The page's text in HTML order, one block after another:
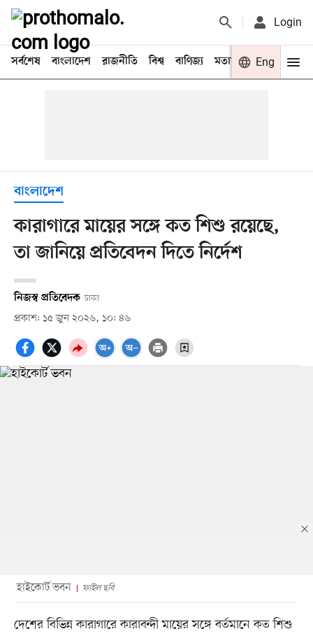
Login
সর্বশেষ বাংলাদেশ রাজনীতি বিশ্ব বাণিজ্য মতামত খেলা
Eng
বাংলাদেশ
কারাগারে মায়ের সঙ্গে কত শিশু রয়েছে,
তা জানিয়ে প্রতিবেদন দিতে নির্দেশ
নিজস্ব প্রতিবেদক ঢাকা
প্রকাশ: ১৫ জুন ২০২৬, ১০: ৪৬
হাইকোর্ট ভবন ফাইল ছবি
দেশের বিভিন্ন কারাগারে কারাবন্দী মায়ের সঙ্গে বর্তমানে কত শিশু